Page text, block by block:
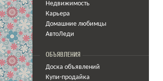
Недвижимость
Карьера
Домашние любимцы
АвтоЛеди
ОБЪЯВЛЕНИЯ
Доска объявлений
Купи-продайка